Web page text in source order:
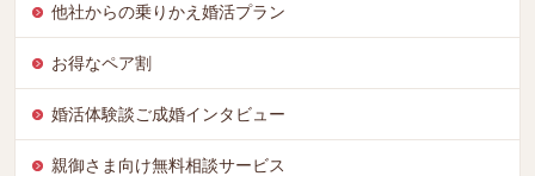
他社からの乗りかえ婚活プラン
お得なペア割
婚活体験談ご成婚インタビュー
親御さま向け無料相談サービス